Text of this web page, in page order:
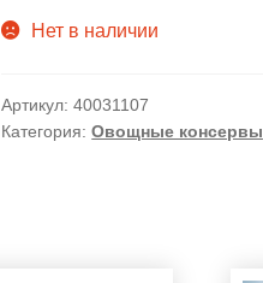
Нет в наличии
Артикул:40031107
Категория:Овощные консервы